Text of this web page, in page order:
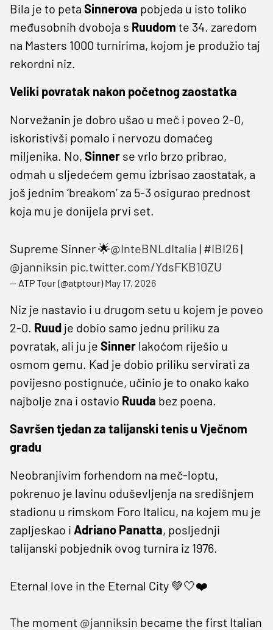
Bila je to peta Sinnerova pobjeda u isto toliko
međusobnih dvoboja s Ruudom te 34. zaredom
na Masters 1000 turnirima, kojom je produžio taj
rekordni niz.
Veliki povratak nakon početnog zaostatka
Norvežanin je dobro ušao u meč i poveo 2-0,
iskoristivši pomalo i nervozu domaćeg
miljenika. No, Sinner se vrlo brzo pribrao,
odmah u sljedećem gemu izbrisao zaostatak, a
još jednim ‘breakom’ za 5-3 osigurao prednost
koja mu je donijela prvi set.
Supreme Sinner 🌟@InteBNLdItalia | #IBI26 |
@janniksin pic.twitter.com/YdsFKB10ZU
— ATP Tour (@atptour)May 17, 2026
Niz je nastavio i u drugom setu u kojem je poveo
2-0. Ruud je dobio samo jednu priliku za
povratak, ali ju je Sinner lakoćom riješio u
osmom gemu. Kad je dobio priliku servirati za
povijesno postignuće, učinio je to onako kako
najbolje zna i ostavio Ruuda bez poena.
Savršen tjedan za talijanski tenis u Vječnom
gradu
Neobranjivim forhendom na meč-loptu,
pokrenuo je lavinu oduševljenja na središnjem
stadionu u rimskom Foro Italicu, na kojem mu je
zapljeskao i Adriano Panatta, posljednji
talijanski pobjednik ovog turnira iz 1976.
Eternal love in the Eternal City 💚🤍❤️
The moment @janniksin became the first Italian